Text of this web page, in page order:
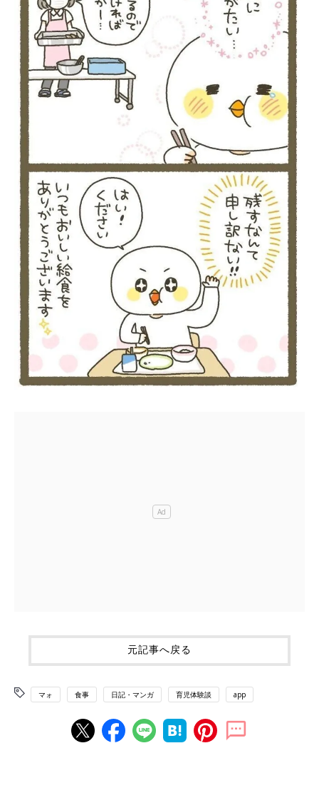
元記事へ戻る
マォ 食事 日記・マンガ 育児体験談 app